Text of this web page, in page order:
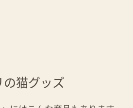
猫グッズ